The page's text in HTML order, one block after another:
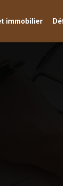
immobilier